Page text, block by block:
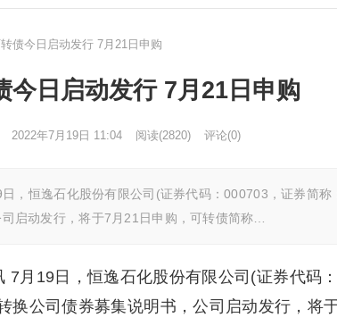
债今日启动发行 7月21日申购
今日启动发行 7月21日申购
2022年7月19日 11:04 阅读(2820) 评论(0)
，恒逸石化股份有限公司(证券代码：000703，证券简
启动发行，将于7月21日申购，可转债简称…
7月19日，恒逸石化股份有限公司(证券代码
换公司债券募集说明书，公司启动发行，将